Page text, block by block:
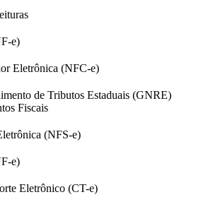
e)
Eletrônica (NFC-e)
de Tributos Estaduais (GNRE)
Fiscais
(NFS-e)
e)
Eletrônico (CT-e)